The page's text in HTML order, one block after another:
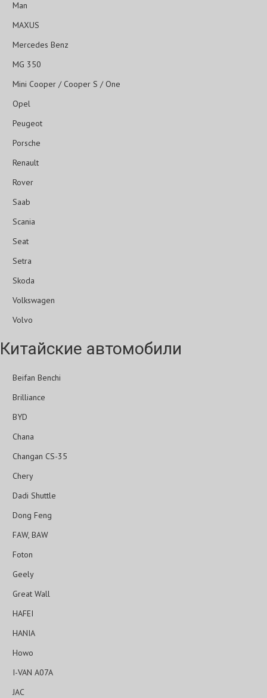
Man
MAXUS
Mercedes Benz
MG 350
Mini Cooper / Cooper S / One
Opel
Peugeot
Porsche
Renault
Rover
Saab
Scania
Seat
Setra
Skoda
Volkswagen
Volvo
Китайские автомобили
Beifan Benchi
Brilliance
BYD
Chana
Changan CS-35
Chery
Dadi Shuttle
Dong Feng
FAW, BAW
Foton
Geely
Great Wall
HAFEI
HANIA
Howo
I-VAN A07A
JAC